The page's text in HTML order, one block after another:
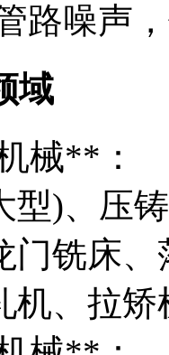
路噪声
域
械**：
)、压
铣床、
、拉矫